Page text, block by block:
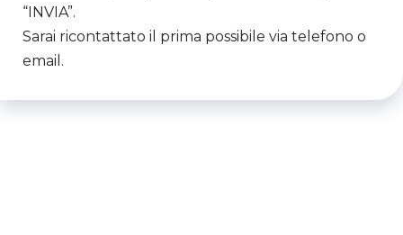
“INVIA”.
Sarai ricontattato il prima possibile via telefono o
email.